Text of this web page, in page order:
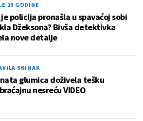
23 GODINE
policija pronašla u spavaćoj sobi
Džeksona? Bivša detektivka
nove detalje
SNIMAK
glumica doživela tešku
nesreću VIDEO